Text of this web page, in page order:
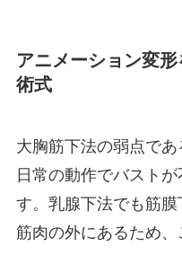
アニメーション変
術式
大胸筋下法の弱点であ
日常の動作でバスト
す。乳腺下法でも筋
筋肉の外にあるため、